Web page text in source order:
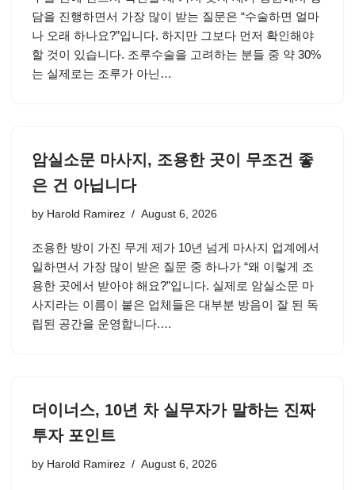
담을 진행하면서 가장 많이 받는 질문은 “수술하면 얼마
나 오래 하나요?”입니다. 하지만 그보다 먼저 확인해야
할 것이 있습니다. 조루수술을 고려하는 분들 중 약 30%
는 실제로는 조루가 아닌…
암실소문 마사지, 조용한 곳이 무조건 좋
은 건 아닙니다
by Harold Ramirez August 6, 2026
조용한 방이 가진 무게 제가 10년 넘게 마사지 업계에서
일하면서 가장 많이 받은 질문 중 하나가 “왜 이렇게 조
용한 곳에서 받아야 해요?”입니다. 실제로 암실소문 마
사지라는 이름이 붙은 업체들은 대부분 방음이 잘 된 독
립된 공간을 운영합니다.…
더이너스, 10년 차 실무자가 말하는 진짜
투자 포인트
by Harold Ramirez August 6, 2026